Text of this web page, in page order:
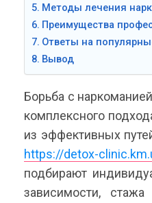
Методы лечения
Преимущества
Ответы на
Вывод
Борьба с
комплексного
из эффективных
https://detox-
подбирают
зависимости,